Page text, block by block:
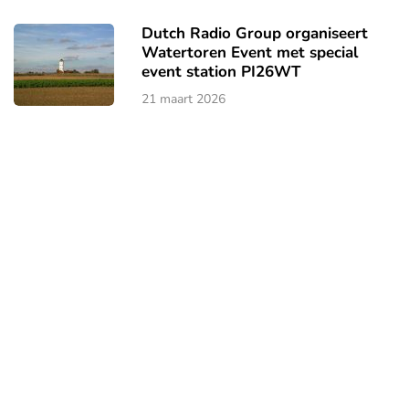
Dutch Radio Group organiseert
Watertoren Event met special
event station PI26WT
21 maart 2026